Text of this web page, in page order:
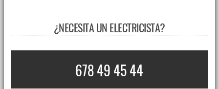
¿NECESITA UN ELECTRICISTA?
678 49 45 44